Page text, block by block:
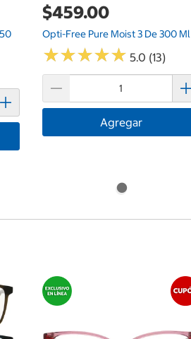
$459.00
Opti-Free Pure Moist 3 De 300 Ml
★★★★★
★★★★★ 5.0 (13)
Agregar